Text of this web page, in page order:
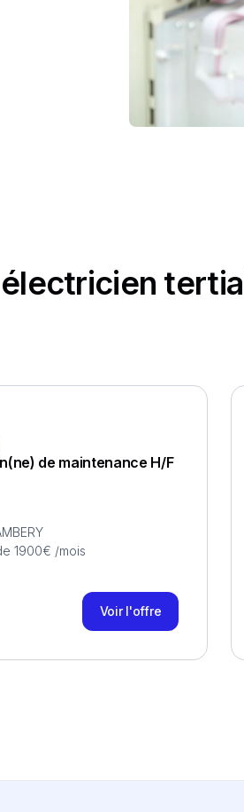
électricien
de maintenance H/F
1900€ /mois
Voir l'offre